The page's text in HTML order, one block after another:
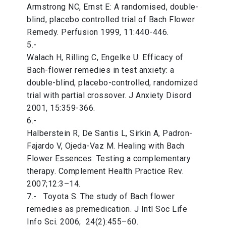
Armstrong NC, Ernst E: A randomised, double-
blind, placebo controlled trial of Bach Flower
Remedy. Perfusion 1999, 11:440-446.
5.-
Walach H, Rilling C, Engelke U: Efficacy of
Bach-flower remedies in test anxiety: a
double-blind, placebo-controlled, randomized
trial with partial crossover. J Anxiety Disord
2001, 15:359-366.
6.-
Halberstein R, De Santis L, Sirkin A, Padron-
Fajardo V, Ojeda-Vaz M. Healing with Bach
Flower Essences: Testing a complementary
therapy. Complement Health Practice Rev.
2007;12:3–14.
7.- Toyota S. The study of Bach flower
remedies as premedication. J Intl Soc Life
Info Sci. 2006; 24(2):455–60.